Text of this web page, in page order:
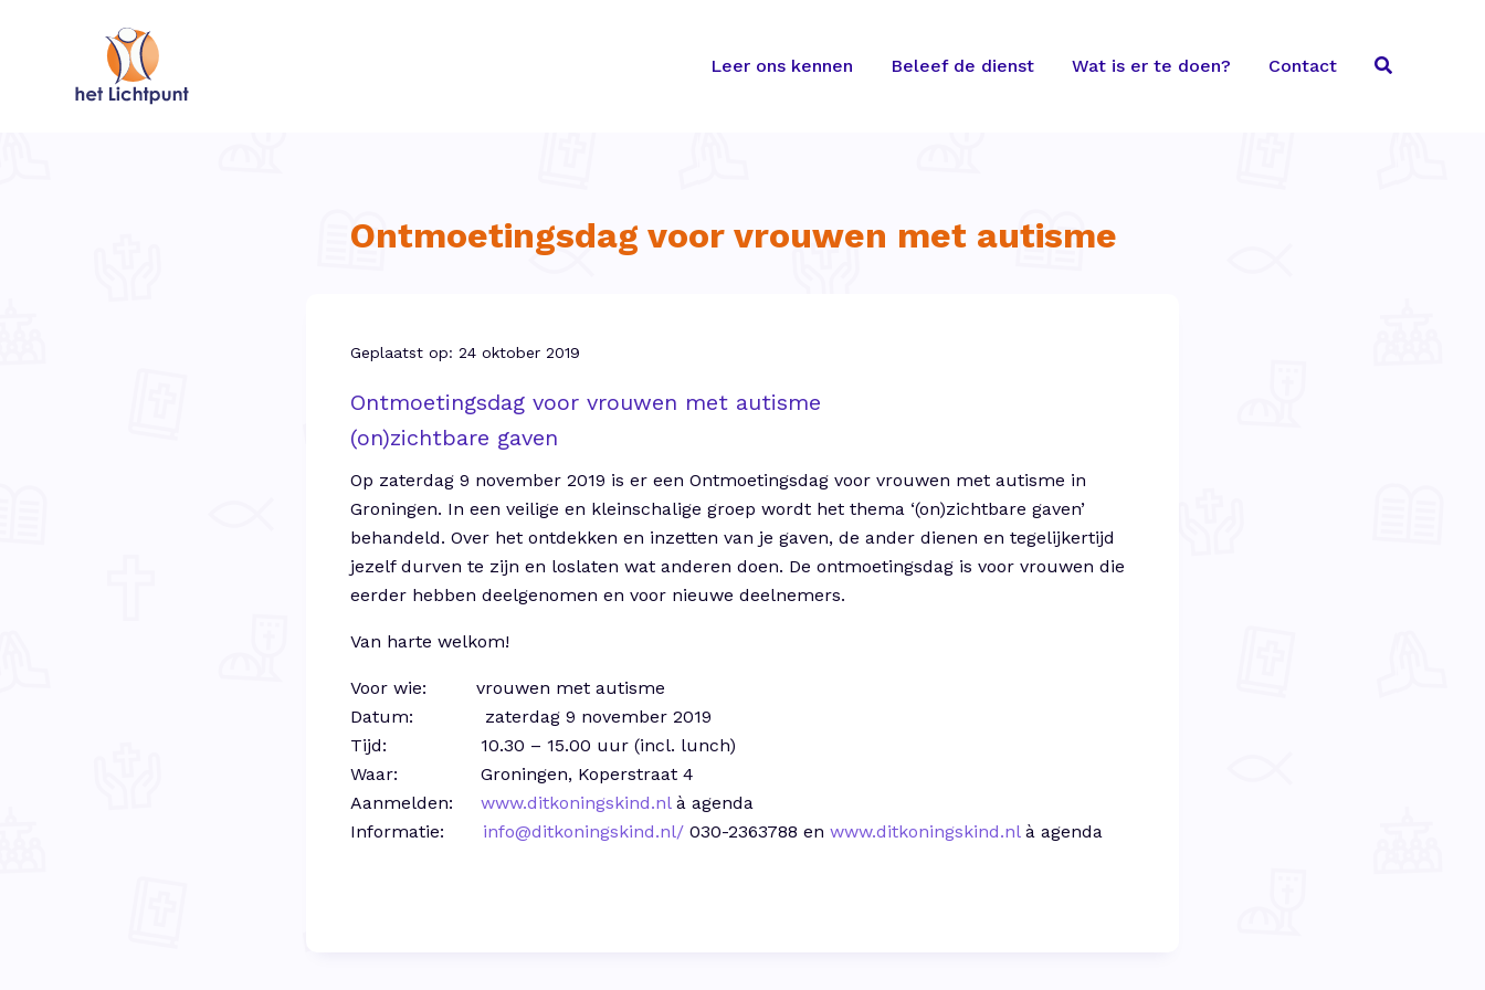
Leer ons kennen Beleef de dienst Wat is er te doen? Contact
Ontmoetingsdag voor vrouwen met autisme
Geplaatst op: 24 oktober 2019
Ontmoetingsdag voor vrouwen met autisme
(on)zichtbare gaven
Op zaterdag 9 november 2019 is er een Ontmoetingsdag voor vrouwen met autisme in
Groningen. In een veilige en kleinschalige groep wordt het thema ‘(on)zichtbare gaven’
behandeld. Over het ontdekken en inzetten van je gaven, de ander dienen en tegelijkertijd
jezelf durven te zijn en loslaten wat anderen doen. De ontmoetingsdag is voor vrouwen die
eerder hebben deelgenomen en voor nieuwe deelnemers.
Van harte welkom!
Voor wie: vrouwen met autisme
Datum: zaterdag 9 november 2019
Tijd: 10.30 – 15.00 uur (incl. lunch)
Waar: Groningen, Koperstraat 4
Aanmelden: www.ditkoningskind.nlà agenda
Informatie:
info@ditkoningskind.nl/ 030-2363788 en www.ditkoningskind.nlà agenda